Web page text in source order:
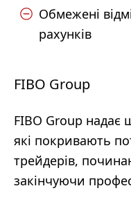
Обмежені
рахунків
FIBO Group
FIBO Group надає
які покривають
трейдерів,
закінчуючи